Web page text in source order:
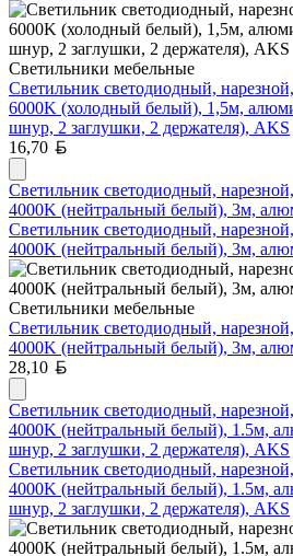
Светильники мебельные
Светильник светодиодный,
6000K (холодный белый), 1,5м,
шнур, 2 заглушки, 2 держателя), AKS
16,70
Светильник светодиодный,
4000K (нейтральный белый), 3м,
Светильник светодиодный,
4000K (нейтральный белый), 3м,
Светильники мебельные
Светильник светодиодный,
4000K (нейтральный белый), 3м,
28,10
Светильник светодиодный,
4000K (нейтральный белый), 1.5м,
шнур, 2 заглушки, 2 держателя), AKS
Светильник светодиодный,
4000K (нейтральный белый), 1.5м,
шнур, 2 заглушки, 2 держателя), AKS